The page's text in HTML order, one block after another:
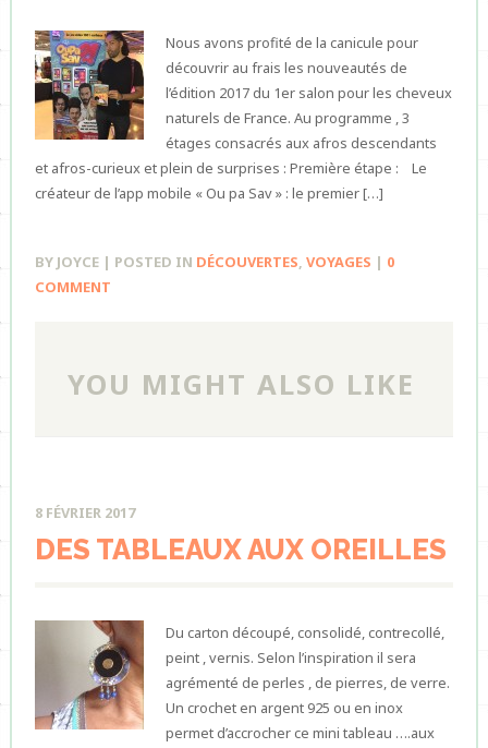
Nous avons profité de la canicule pour
découvrir au frais les nouveautés de
l’édition 2017 du 1er salon pour les cheveux
naturels de France. Au programme , 3
étages consacrés aux afros descendants
et afros-curieux et plein de surprises : Première étape : Le
créateur de l’app mobile « Ou pa Sav » : le premier […]
BY JOYCE | POSTED IN DÉCOUVERTES,VOYAGES | 0
COMMENT
YOU MIGHT ALSO LIKE
8 FÉVRIER 2017
DES TABLEAUX AUX OREILLES
Du carton découpé, consolidé, contrecollé,
peint , vernis. Selon l’inspiration il sera
agrémenté de perles , de pierres, de verre.
Un crochet en argent 925 ou en inox
permet d’accrocher ce mini tableau ….aux